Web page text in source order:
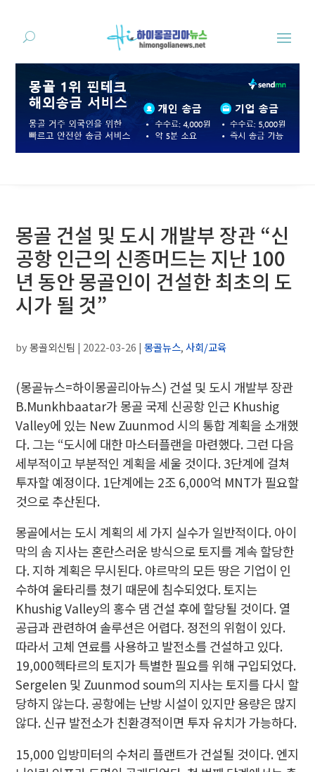
몽골 건설 및 도시 개발부 장관 “신
공항 인근의 신종머드는 지난 100
년 동안 몽골인이 건설한 최초의 도
시가 될 것”
by몽골외신팀 | 2022-03-26 |몽골뉴스,사회/교육
(몽골뉴스=하이몽골리아뉴스) 건설 및 도시 개발부 장관
B.Munkhbaatar가 몽골 국제 신공항 인근 Khushig
Valley에 있는 New Zuunmod 시의 통합 계획을 소개했
다. 그는 “도시에 대한 마스터플랜을 마련했다. 그런 다음
세부적이고 부분적인 계획을 세울 것이다. 3단계에 걸쳐
투자할 예정이다. 1단계에는 2조 6,000억 MNT가 필요할
것으로 추산된다.
몽골에서는 도시 계획의 세 가지 실수가 일반적이다. 아이
막의 솜 지사는 혼란스러운 방식으로 토지를 계속 할당한
다. 지하 계획은 무시된다. 야르막의 모든 땅은 기업이 인
수하여 울타리를 쳤기 때문에 침수되었다. 토지는
Khushig Valley의 홍수 댐 건설 후에 할당될 것이다. 열
공급과 관련하여 솔루션은 어렵다. 정전의 위험이 있다.
따라서 고체 연료를 사용하고 발전소를 건설하고 있다.
19,000헥타르의 토지가 특별한 필요를 위해 구입되었다.
Sergelen 및 Zuunmod soum의 지사는 토지를 다시 할
당하지 않는다. 공항에는 난방 시설이 있지만 용량은 많지
않다. 신규 발전소가 친환경적이면 투자 유치가 가능하다.
15,000 입방미터의 수처리 플랜트가 건설될 것이다. 엔지